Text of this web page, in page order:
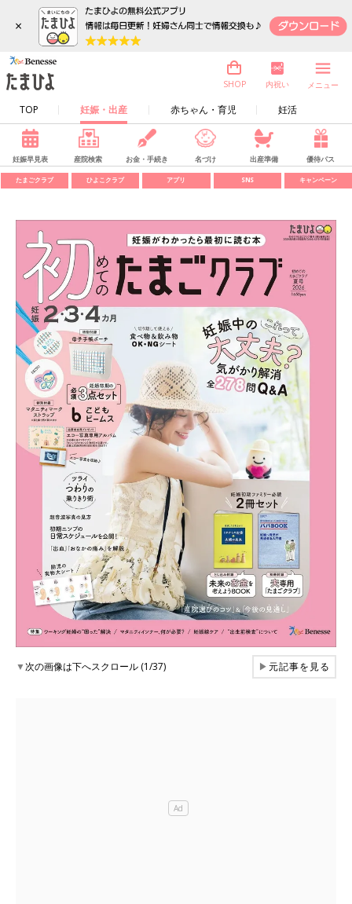
×
TOP 妊娠・出産 赤ちゃん・育児 妊活
SHOP 内祝い メニュー
妊娠早見表 産院検索 お金・手続き 名づけ 出産準備 優待パス
たまごクラブ ひよこクラブ アプリ SNS キャンペーン
▼次の画像は下へスクロール (1/37) ▶元記事を見る